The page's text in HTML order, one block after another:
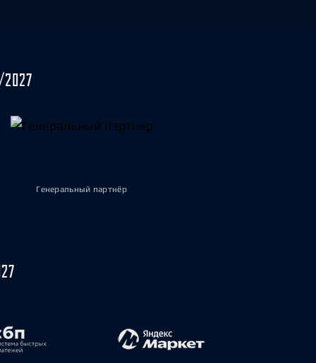
Генеральный партнёр